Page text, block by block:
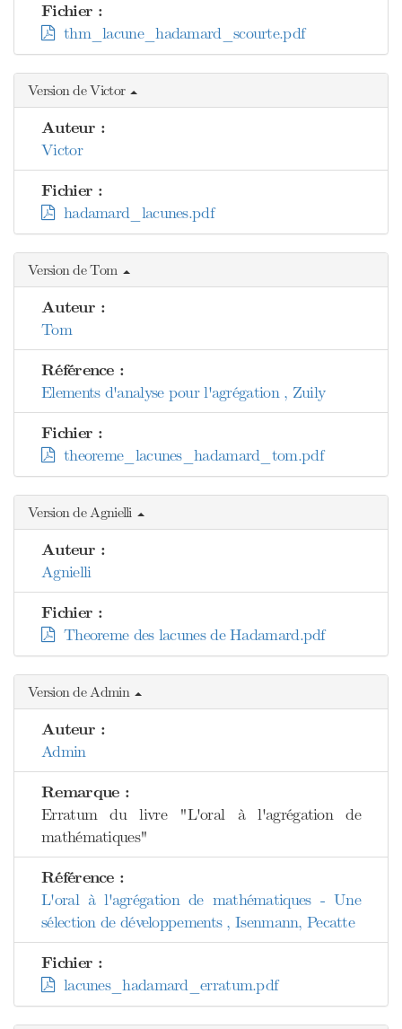
Fichier :
thm_lacune_hadamard_scourte.pdf
Version de Victor
Auteur :
Victor
Fichier :
hadamard_lacunes.pdf
Version de Tom
Auteur :
Tom
Référence :
Elements d'analyse pour l'agrégation , Zuily
Fichier :
theoreme_lacunes_hadamard_tom.pdf
Version de Agnielli
Auteur :
Agnielli
Fichier :
Theoreme des lacunes de Hadamard.pdf
Version de Admin
Auteur :
Admin
Remarque :
Erratum du livre "L'oral à l'agrégation de
mathématiques"
Référence :
L'oral à l'agrégation de mathématiques - Une
sélection de développements , Isenmann, Pecatte
Fichier :
lacunes_hadamard_erratum.pdf